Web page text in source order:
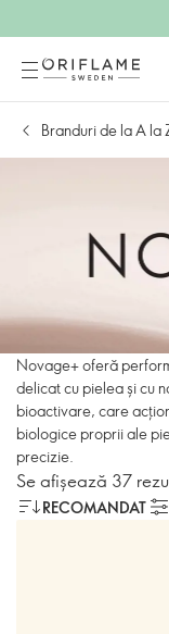
Branduri de la A la
Novage+ oferă
delicat cu pielea și cu
bioactivare, care
biologice proprii ale
precizie.
Se afișează 37
RECOMANDAT